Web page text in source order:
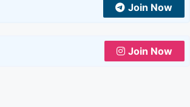
Join Now
Join Now